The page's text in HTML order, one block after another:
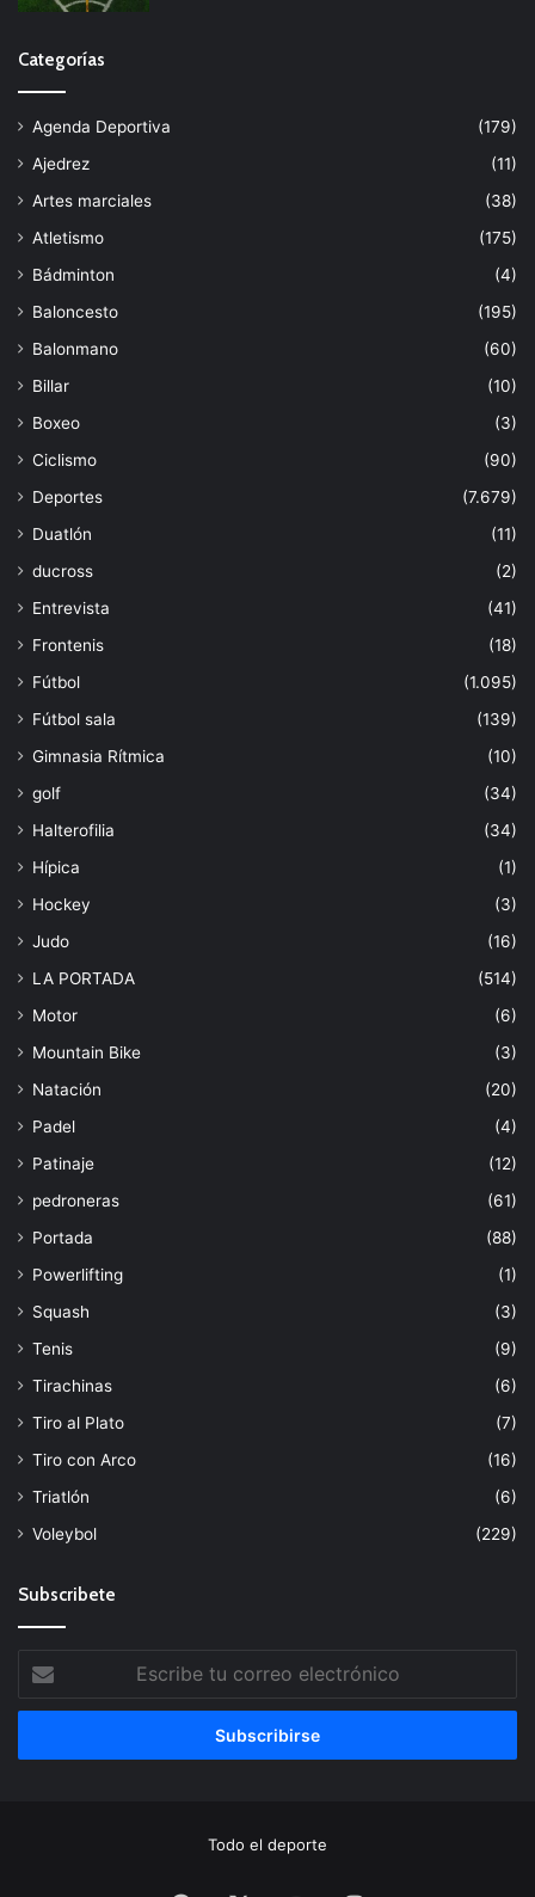
Categorías
Agenda Deportiva
(179)
Ajedrez
(11)
Artes marciales
(38)
Atletismo
(175)
Bádminton
(4)
Baloncesto
(195)
Balonmano
(60)
Billar
(10)
Boxeo
(3)
Ciclismo
(90)
Deportes
(7.679)
Duatlón
(11)
ducross
(2)
Entrevista
(41)
Frontenis
(18)
Fútbol
(1.095)
Fútbol sala
(139)
Gimnasia Rítmica
(10)
golf
(34)
Halterofilia
(34)
Hípica
(1)
Hockey
(3)
Judo
(16)
LA PORTADA
(514)
Motor
(6)
Mountain Bike
(3)
Natación
(20)
Padel
(4)
Patinaje
(12)
pedroneras
(61)
Portada
(88)
Powerlifting
(1)
Squash
(3)
Tenis
(9)
Tirachinas
(6)
Tiro al Plato
(7)
Tiro con Arco
(16)
Triatlón
(6)
Voleybol
(229)
Subscribete
tu
correo
Todo el deporte